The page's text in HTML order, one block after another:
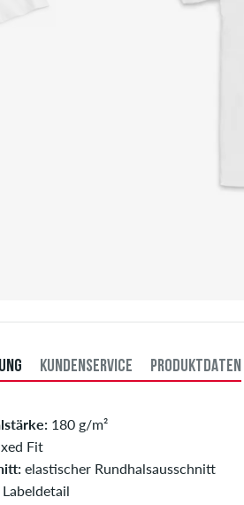
KUNDENSERVICE PRODUKTDATEN
180 g/m²
Fit
elastischer Rundhalsausschnitt
Labeldetail